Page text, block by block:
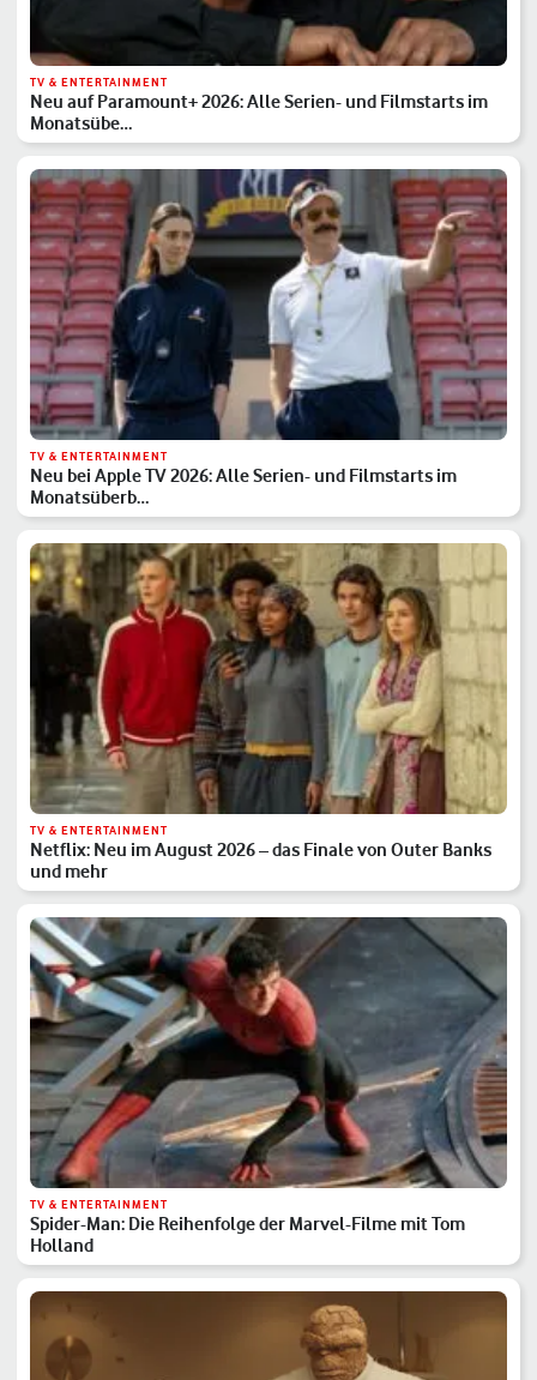
TV & ENTERTAINMENT
Neu auf Paramount+ 2026: Alle Serien- und Filmstarts im
Monatsübe…
TV & ENTERTAINMENT
Neu bei Apple TV 2026: Alle Serien- und Filmstarts im
Monatsüberb…
TV & ENTERTAINMENT
Netflix: Neu im August 2026 – das Finale von Outer Banks
und mehr
TV & ENTERTAINMENT
Spider-Man: Die Reihenfolge der Marvel-Filme mit Tom
Holland